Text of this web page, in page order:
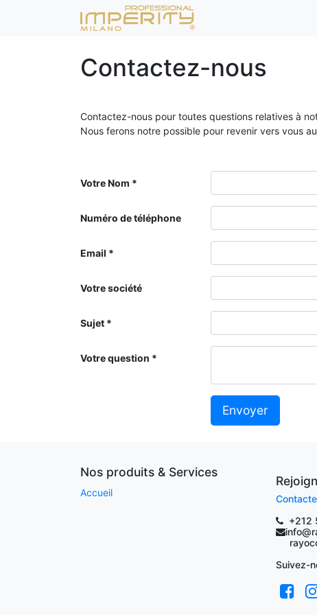
Contactez-nous
Contactez-nous pour toutes questions relatives à
Nous ferons notre possible pour revenir vers vous
Votre Nom
Numéro de téléphone
Email
Votre société
Sujet
Votre question
Envoyer
Nos produits & Services
Accueil
+212
Suivez-